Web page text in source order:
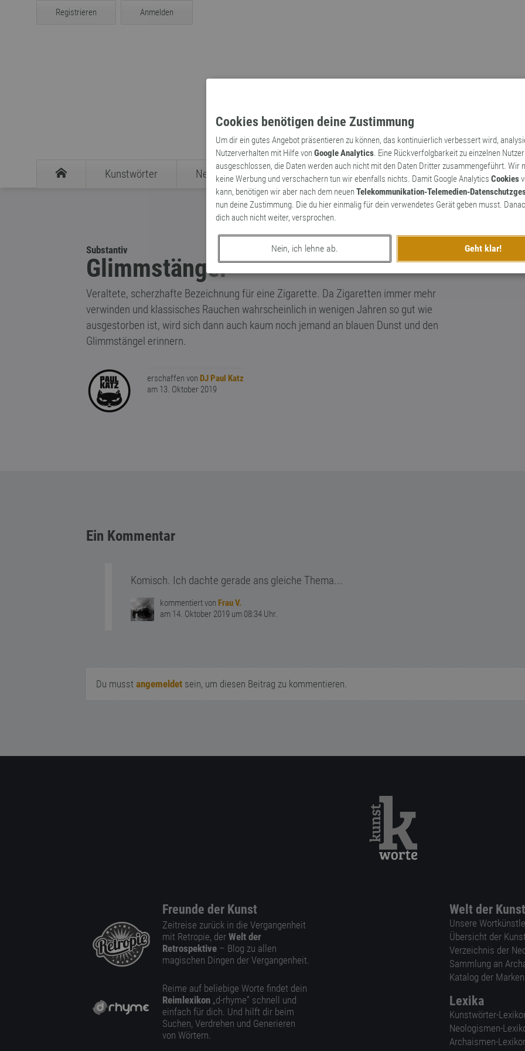
Cookies benötigen deine Zustimmung
Um dir ein gutes Angebot präsentieren zu können, das kontinuierlich verbessert wird,
Nutzerverhalten mit Hilfe vonGoogle Analytics. Eine Rückverfolgbarkeit zu einzelnen
ausgeschlossen, die Daten werden auch nicht mit den Daten Dritter zusammengeführt. Wir
keine Werbung und verschachern tun wir ebenfalls nichts. Damit Google Analytics Cookies
kann, benötigen wir aber nach dem neuenTelekommunikation-Telemedien-
nun deine Zustimmung. Die du hier einmalig für dein verwendetes Gerät geben musst.
dich auch nicht weiter, versprochen.
Nein, ich lehne ab. Geht klar!
Registrieren Anmelden
Kunstwörter Neologismen Archaismen Markennamen
Substantiv
Glimmstängel
Veraltete, scherzhafte Bezeichnung für eine Zigarette. Da Zigaretten immer mehr
verwinden und klassisches Rauchen wahrscheinlich in wenigen Jahren so gut wie
ausgestorben ist, wird sich dann auch kaum noch jemand an blauen Dunst und den
Glimmstängel erinnern.
erschaffen von DJ Paul Katz
am 13. Oktober 2019
Ein Kommentar
Komisch. Ich dachte gerade ans gleiche Thema...
kommentiert von Frau V.
am 14. Oktober 2019 um 08:34 Uhr.
Du musst angemeldet sein, um diesen Beitrag zu kommentieren.
Freunde der Kunst
Zeitreise zurück in die Vergangenheit
mit Retropie, der Welt der
Retrospektive – Blog zu allen
magischen Dingen der Vergangenheit.
Reime auf beliebige Worte findet dein
Reimlexikon „d-rhyme” schnell und
einfach für dich. Und hilft dir beim
Suchen, Verdrehen und Generieren
von Wörtern.
Welt der
Unsere
Übersicht der
Verzeichnis der
Sammlung an
Katalog der
Lexika
Kunstwörter-
Neologismen-
Archaismen-